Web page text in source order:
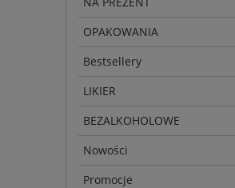
OPAKOWANIA
Bestsellery
LIKIER
BEZALKOHOLOWE
Nowości
Promocje